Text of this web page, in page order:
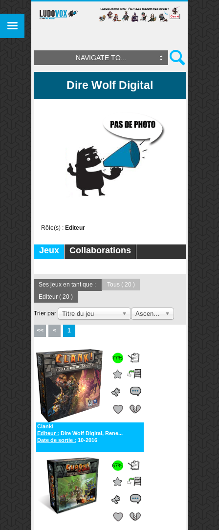
NAVIGATE TO...
Dire Wolf Digital
Rôle(s) : Editeur
Jeux
Collaborations
Ses jeux en tant que : Tous ( 20 )
Editeur ( 20 )
Trier par Titre du jeu
<< < 1
77%
Clank!
Editeur : Dire Wolf Digital, Rene...
Date de sortie : 10-2016
67%